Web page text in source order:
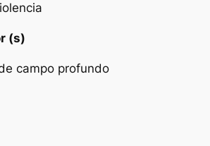
(s)
campo profundo